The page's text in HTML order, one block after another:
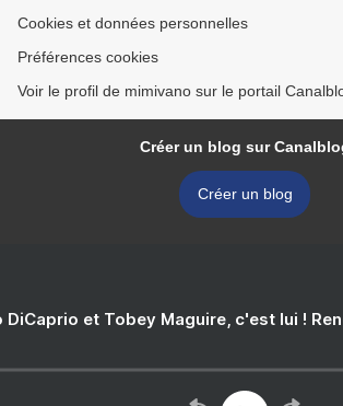
Cookies et données personnelles
Préférences cookies
Voir le profil de mimivano sur le portail
Créer un blog sur
Créer un blog
DiCaprio et Tobey Maguire, c'est lui !